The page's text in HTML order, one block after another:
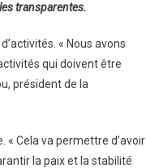
transparentes.
« Nous avons
qui doivent être
président de la
« Cela va permettre d’avoir
la paix et la stabilité